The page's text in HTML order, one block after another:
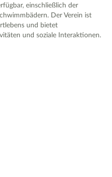
einschließlich der
Der Verein ist
und bietet
und soziale Interaktionen.